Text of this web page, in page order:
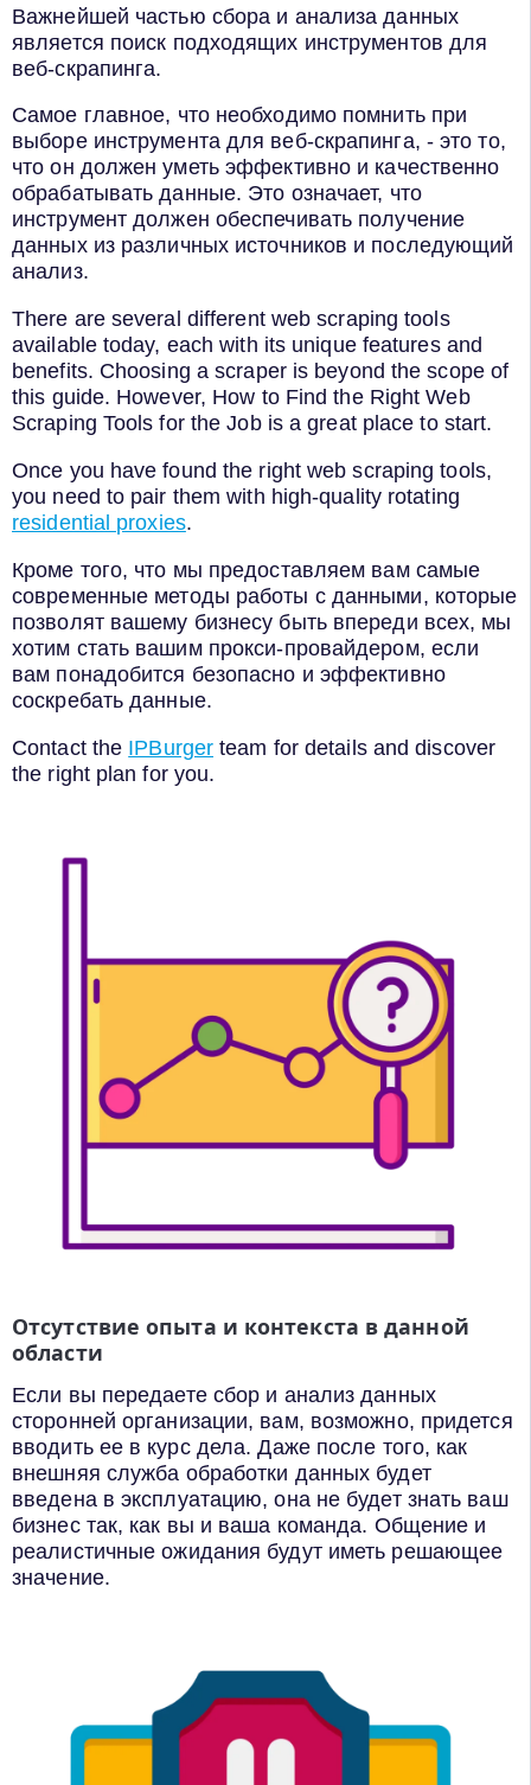
Важнейшей частью сбора и анализа данных
является поиск подходящих инструментов для
веб-скрапинга.
Самое главное, что необходимо помнить при
выборе инструмента для веб-скрапинга, - это то,
что он должен уметь эффективно и качественно
обрабатывать данные. Это означает, что
инструмент должен обеспечивать получение
данных из различных источников и последующий
анализ.
There are several different web scraping tools
available today, each with its unique features and
benefits. Choosing a scraper is beyond the scope of
this guide. However, How to Find the Right Web
Scraping Tools for the Job is a great place to start.
Once you have found the right web scraping tools,
you need to pair them with high-quality rotating
residential proxies.
Кроме того, что мы предоставляем вам самые
современные методы работы с данными, которые
позволят вашему бизнесу быть впереди всех, мы
хотим стать вашим прокси-провайдером, если
вам понадобится безопасно и эффективно
соскребать данные.
Contact the IPBurger team for details and discover
the right plan for you.
Отсутствие опыта и контекста в данной
области
Если вы передаете сбор и анализ данных
сторонней организации, вам, возможно, придется
вводить ее в курс дела. Даже после того, как
внешняя служба обработки данных будет
введена в эксплуатацию, она не будет знать ваш
бизнес так, как вы и ваша команда. Общение и
реалистичные ожидания будут иметь решающее
значение.